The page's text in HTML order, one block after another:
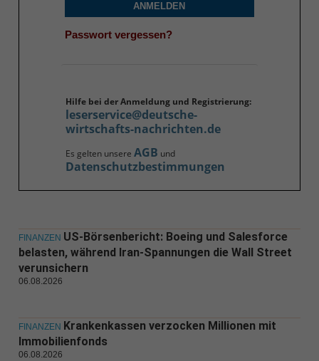
ANMELDEN
Passwort vergessen?
Hilfe bei der Anmeldung und Registrierung:
leserservice@deutsche-
wirtschafts-nachrichten.de
Es gelten unsere AGB und
Datenschutzbestimmungen
FINANZEN US-Börsenbericht: Boeing und Salesforce
belasten, während Iran-Spannungen die Wall Street
verunsichern
06.08.2026
FINANZEN Krankenkassen verzocken Millionen mit
Immobilienfonds
06.08.2026